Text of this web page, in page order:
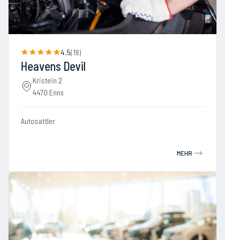
4.5(19)
Heavens Devil
Kristein 2
4470 Enns
Autosattler
MEHR